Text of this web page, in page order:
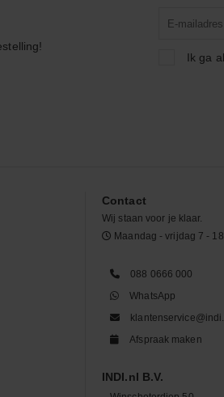
Ik ga
Contact
Wij staan voor je klaar.
Maandag - vrijdag 7 -
088 0666 000
WhatsApp
Afspraak maken
INDI.nl B.V.